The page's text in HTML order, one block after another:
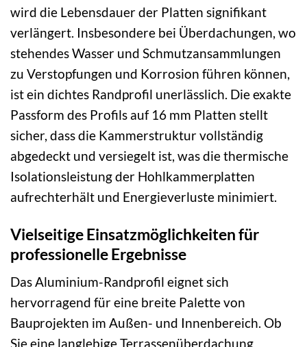
wird die Lebensdauer der Platten signifikant
verlängert. Insbesondere bei Überdachungen, wo
stehendes Wasser und Schmutzansammlungen
zu Verstopfungen und Korrosion führen können,
ist ein dichtes Randprofil unerlässlich. Die exakte
Passform des Profils auf 16 mm Platten stellt
sicher, dass die Kammerstruktur vollständig
abgedeckt und versiegelt ist, was die thermische
Isolationsleistung der Hohlkammerplatten
aufrechterhält und Energieverluste minimiert.
Vielseitige Einsatzmöglichkeiten für
professionelle Ergebnisse
Das Aluminium-Randprofil eignet sich
hervorragend für eine breite Palette von
Bauprojekten im Außen- und Innenbereich. Ob
Sie eine langlebige Terrassenüberdachung